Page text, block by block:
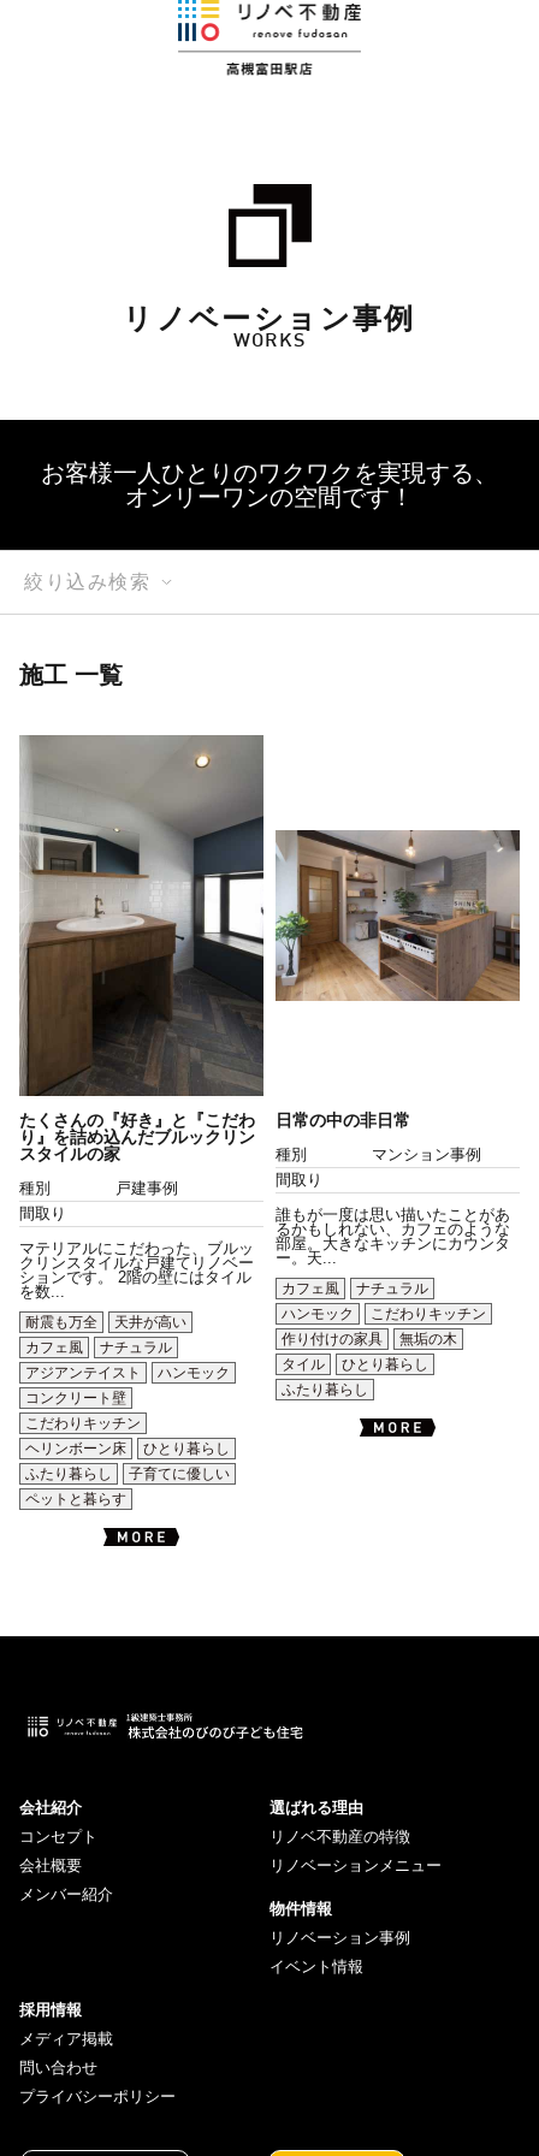
リノベーション事例
WORKS
お客様一人ひとりのワクワクを実現する、
オンリーワンの空間です！
絞り込み検索
施工 一覧
たくさんの『好き』と『こだわ
り』を詰め込んだブルックリン
スタイルの家
種別
戸建事例
間取り
マテリアルにこだわった、ブルッ
クリンスタイルな戸建てリノベー
ションです。 2階の壁にはタイル
を数...
耐震も万全
天井が高い
カフェ風
ナチュラル
アジアンテイスト
ハンモック
コンクリート壁
こだわりキッチン
ヘリンボーン床
ひとり暮らし
ふたり暮らし
子育てに優しい
ペットと暮らす
日常の中の非日常
種別
マンション事例
間取り
誰もが一度は思い描いたことがあ
るかもしれない、カフェのような
部屋。大きなキッチンにカウンタ
ー。天...
カフェ風
ナチュラル
ハンモック
こだわりキッチン
作り付けの家具
無垢の木
タイル
ひとり暮らし
ふたり暮らし
会社紹介
コンセプト
会社概要
メンバー紹介
選ばれる理由
リノベ不動産の特徴
リノベーションメニュー
物件情報
リノベーション事例
イベント情報
採用情報
メディア掲載
問い合わせ
プライバシーポリシー